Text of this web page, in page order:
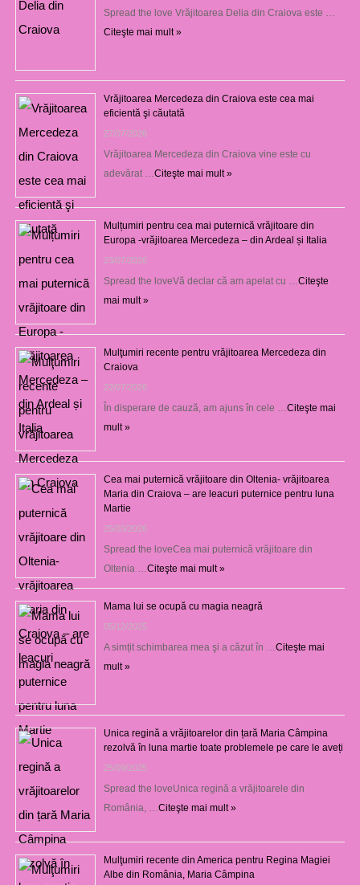
Spread the love Vrăjitoarea Delia din Craiova este …
Citeşte mai mult »
Vrăjitoarea Mercedeza din Craiova este cea mai
eficientă şi căutată
27/07/2026
Vrăjitoarea Mercedeza din Craiova vine este cu
adevărat …Citeşte mai mult »
Mulțumiri pentru cea mai puternică vrăjitoare din
Europa -vrăjitoarea Mercedeza – din Ardeal și Italia
23/07/2026
Spread the loveVă declar că am apelat cu …Citeşte
mai mult »
Mulţumiri recente pentru vrăjitoarea Mercedeza din
Craiova
22/07/2026
În disperare de cauză, am ajuns în cele …Citeşte mai
mult »
Cea mai puternică vrăjitoare din Oltenia- vrăjitoarea
Maria din Craiova – are leacuri puternice pentru luna
Martie
25/03/2026
Spread the loveCea mai puternică vrăjitoare din
Oltenia …Citeşte mai mult »
Mama lui se ocupă cu magia neagră
05/12/2025
A simțit schimbarea mea şi a căzut în …Citeşte mai
mult »
Unica regină a vrăjitoarelor din țară Maria Câmpina
rezolvă în luna martie toate problemele pe care le aveți
25/09/2025
Spread the loveUnica regină a vrăjitoarele din
România, …Citeşte mai mult »
Mulţumiri recente din America pentru Regina Magiei
Albe din România, Maria Câmpina